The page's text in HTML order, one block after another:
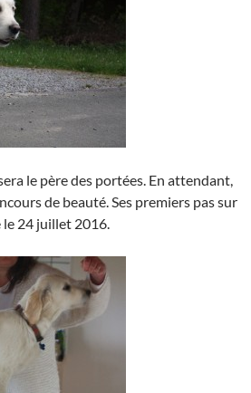
le père des portées. En attendant,
de beauté. Ses premiers pas sur
le 24 juillet 2016.